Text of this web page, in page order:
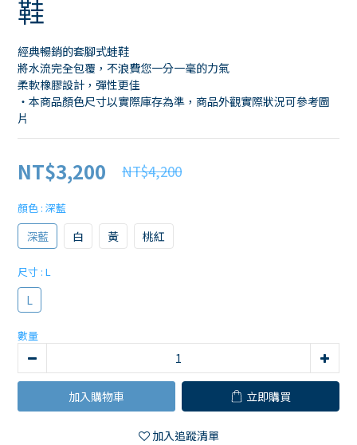
鞋
經典暢銷的套腳式蛙鞋
將水流完全包覆，不浪費您一分一毫的力氣
柔軟橡膠設計，彈性更佳
・本商品顏色尺寸以實際庫存為準，商品外觀實際狀況可參考圖
片
NT$3,200 NT$4,200
顏色 : 深藍
深藍 白 黃 桃紅
尺寸 : L
L
數量
加入購物車 立即購買
加入追蹤清單